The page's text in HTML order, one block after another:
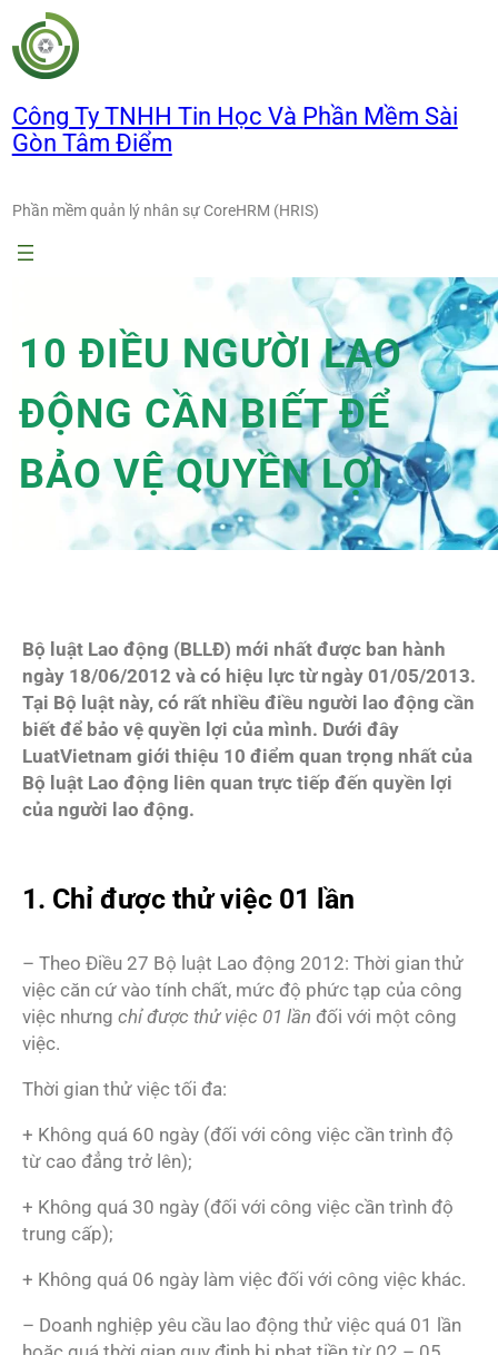
Chuyển
đến
phần
dung
Công Ty TNHH Tin Học Và Phần Mềm Sài
Gòn Tâm Điểm
Phần mềm quản lý nhân sự CoreHRM (HRIS)
10 ĐIỀU NGƯỜI LAO
ĐỘNG CẦN BIẾT ĐỂ
BẢO VỆ QUYỀN LỢI
Bộ luật Lao động (BLLĐ) mới nhất được ban hành
ngày 18/06/2012 và có hiệu lực từ ngày 01/05/2013.
Tại Bộ luật này, có rất nhiều điều người lao động cần
biết để bảo vệ quyền lợi của mình. Dưới đây
LuatVietnam giới thiệu 10 điểm quan trọng nhất của
Bộ luật Lao động liên quan trực tiếp đến quyền lợi
của người lao động.
1. Chỉ được thử việc 01 lần
– Theo Điều 27 Bộ luật Lao động 2012: Thời gian thử
việc căn cứ vào tính chất, mức độ phức tạp của công
việc nhưng chỉ được thử việc 01 lần đối với một công
việc.
Thời gian thử việc tối đa:
+ Không quá 60 ngày (đối với công việc cần trình độ
từ cao đẳng trở lên);
+ Không quá 30 ngày (đối với công việc cần trình độ
trung cấp);
+ Không quá 06 ngày làm việc đối với công việc khác.
– Doanh nghiệp yêu cầu lao động thử việc quá 01 lần